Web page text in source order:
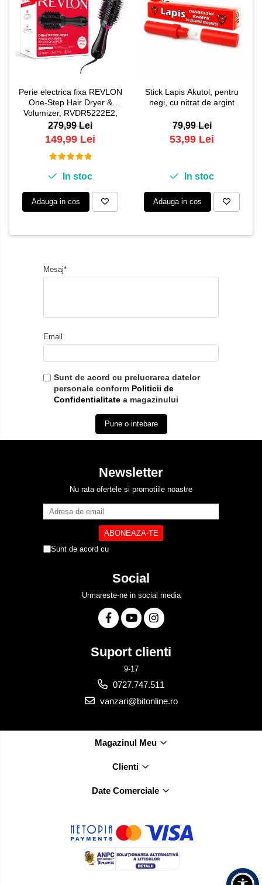
Perie electrica fixa REVLON
One-Step Hair Dryer &
Volumizer, RVDR5222E2,
pentru par mediu si lung
279,99 Lei
149,99 Lei
In stoc
Adauga in cos
Stick Lapis Akutol, pentru
negi, cu nitrat de argint
79,99 Lei
53,99 Lei
In stoc
Adauga in cos
Mesaj*
Email
Sunt de acord cu prelucrarea datelor
personale conform Politicii de
Confidentialitate a magazinului
Pune o intebare
Newsletter
Nu rata ofertele si promotiile noastre
Sunt de acord cu
Social
Urmareste-ne in social media
Suport clienti
9-17
0727.747.511
vanzari@bitonline.ro
Magazinul Meu
Clienti
Date Comerciale